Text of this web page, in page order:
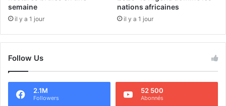
semaine
il y a 1 jour
nations africaines
il y a 1 jour
Follow Us
2.1M
Followers
52 500
Abonnés